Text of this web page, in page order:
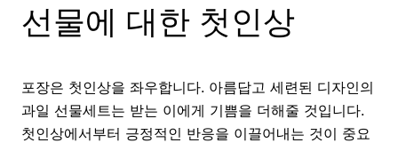
선물에 대한 첫인상
포장은 첫인상을 좌우합니다. 아름답고 세련된 디자인의
과일 선물세트는 받는 이에게 기쁨을 더해줄 것입니다.
첫인상에서부터 긍정적인 반응을 이끌어내는 것이 중요